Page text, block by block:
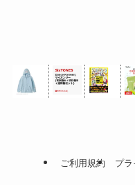
ご利用規約 プ